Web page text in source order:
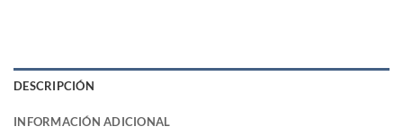
DESCRIPCIÓN
INFORMACIÓN ADICIONAL